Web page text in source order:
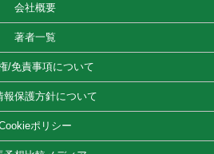
会社概要
著者一覧
/免責事項について
報保護方針について
ポリシー